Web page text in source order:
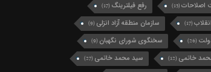
اصلاحات(13) رفع فیلترینگ (17)
(17) سازمان منطقه آزاد انزلی (9)
(26) سخنگوی شورای نگهبان (9)
خاتمی (12) سید محمد خاتمی (27)